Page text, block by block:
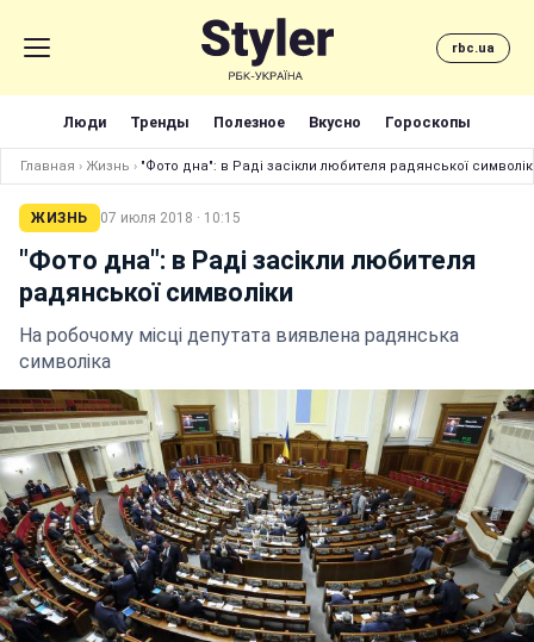
rbc.ua
Люди Тренды Полезное Вкусно Гороскопы
Главная › Жизнь › "Фото дна": в Раді засікли любителя радянської
ЖИЗНЬ 07 июля 2018 · 10:15
"Фото дна": в Раді засікли любителя
радянської символіки
На робочому місці депутата виявлена радянська
символіка